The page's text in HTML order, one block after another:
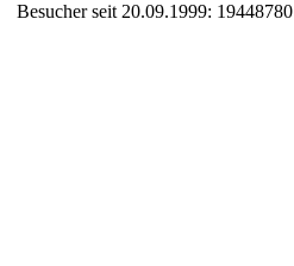
Besucher seit 20.09.1999: 19448780